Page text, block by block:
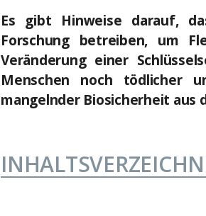
Es gibt Hinweise darauf,
Forschung betreiben, um
Veränderung einer
Menschen noch tödlicher
mangelnder Biosicherheit aus